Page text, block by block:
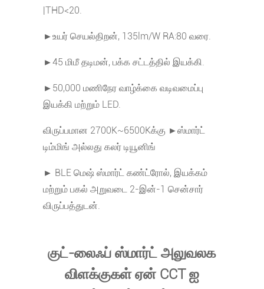
|THD<20.
►உயர் செயல்திறன், 135lm/W RA:80 வரை.
►45 மிமீ தடிமன், பக்க சட்டத்தில் இயக்கி.
►50,000 மணிநேர வாழ்க்கை வடிவமைப்பு
இயக்கி மற்றும் LED.
விருப்பமான 2700K~6500Kக்கு ►ஸ்மார்ட்
டிம்மிங் அல்லது கலர் டியூனிங்
► BLE மெஷ் ஸ்மார்ட் கண்ட்ரோல், இயக்கம்
மற்றும் பகல் அறுவடை 2-இன்-1 சென்சார்
விருப்பத்துடன்.
குட்-லைஃப் ஸ்மார்ட் அலுவலக
விளக்குகள் ஏன் CCT ஐ